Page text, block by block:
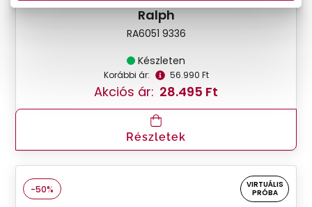
Ralph
RA6051 9336
Készleten
Korábbi ár: 56.990 Ft
Akciós ár: 28.495 Ft
Részletek
-50%
VIRTUÁLIS
PRÓBA